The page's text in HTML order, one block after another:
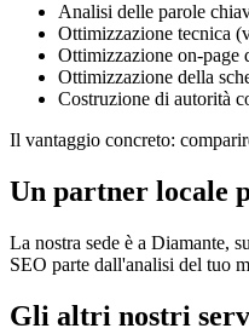
Analisi delle parole
Ottimizzazione tecnica
Ottimizzazione on-page
Ottimizzazione della
Costruzione di autorità
Il vantaggio concreto:
Un partner locale
La nostra sede è a Diamante,
SEO parte dall'analisi del tuo
Gli altri nostri